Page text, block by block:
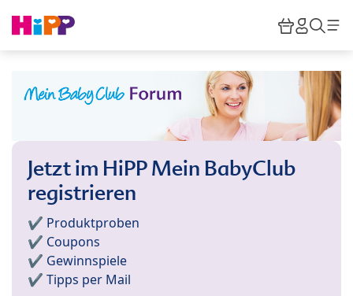
HiPP
Jetzt im HiPP Mein BabyClub
registrieren
✔️ Produktproben
✔️ Coupons
✔️ Gewinnspiele
✔️ Tipps per Mail